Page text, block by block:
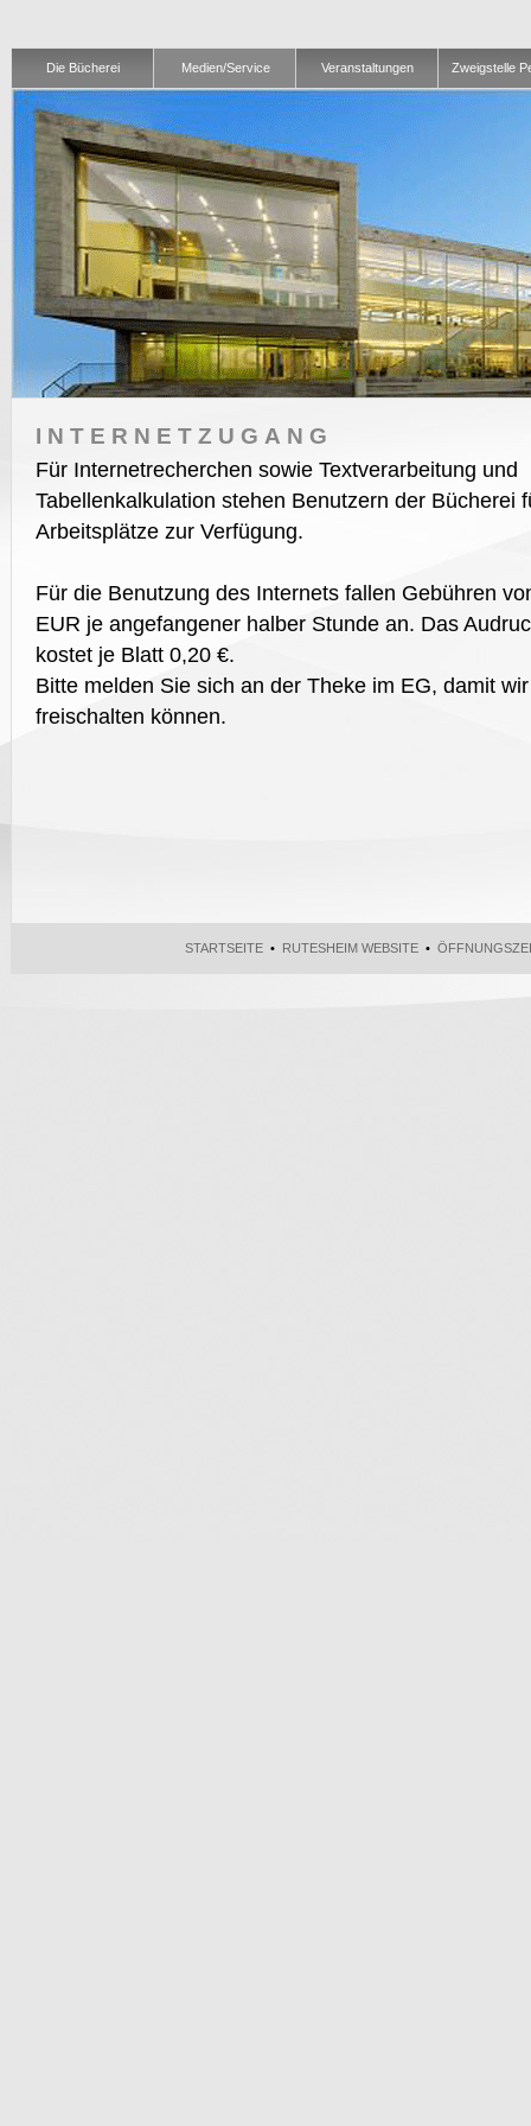
Die Bücherei Medien/Service Veranstaltungen Zweigstelle
INTERNETZUGANG
Für Internetrecherchen sowie Textverarbeitung und
Tabellenkalkulation stehen Benutzern der Bücherei
Arbeitsplätze zur Verfügung.
Für die Benutzung des Internets fallen Gebühren
EUR je angefangener halber Stunde an. Das
kostet je Blatt 0,20 €.
Bitte melden Sie sich an der Theke im EG, damit
freischalten können.
STARTSEITE • RUTESHEIM WEBSITE •